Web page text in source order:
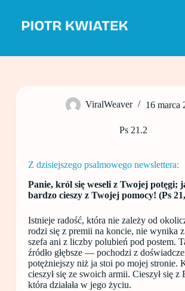
j
ViralWeaver 16 marca
Ps 21.2
Z dzisiejszego psalmowego newslettera:
Panie, król się weseli z Twojej potęgi;
bardzo cieszy z Twojej pomocy! (Ps
Istnieje radość, która nie zależy od
rodzi się z premii na koncie, nie wynika
szefa ani z liczby polubień pod postem.
źródło głębsze — pochodzi z
potężniejszy niż ja stoi po mojej stronie.
cieszył się ze swoich armii. Cieszył się z
która działała w jego życiu.